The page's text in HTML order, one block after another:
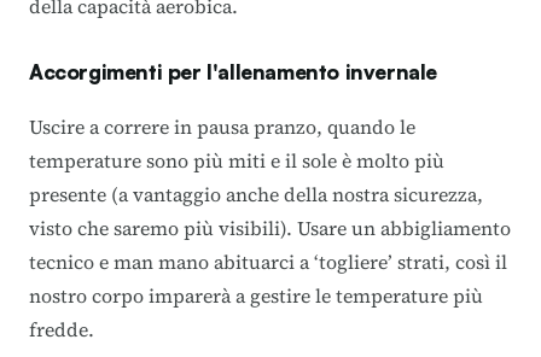
della capacità aerobica.
Accorgimenti per l'allenamento invernale
Uscire a correre in pausa pranzo, quando le
temperature sono più miti e il sole è molto più
presente (a vantaggio anche della nostra sicurezza,
visto che saremo più visibili). Usare un abbigliamento
tecnico e man mano abituarci a ‘togliere’ strati, così il
nostro corpo imparerà a gestire le temperature più
fredde.